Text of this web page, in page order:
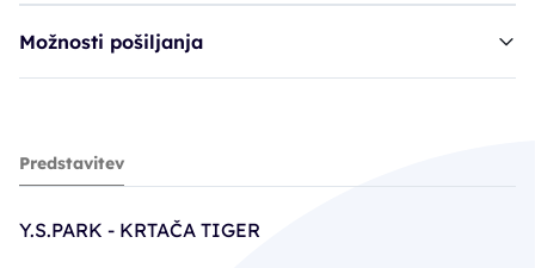
Možnosti pošiljanja
krtača YSP Tiger, karbon, črna - 510-T5
69,21€
76,90€
Predstavitev
Y.S.PARK - KRTAČA TIGER